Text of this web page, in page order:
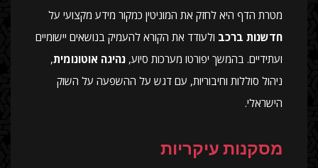
מטרת הדף היא לחזק את המוניטין כמקור מידע מקצועי על
חדשנות ברכב ולעודד את הקורא להעמיק בנושאים יישומיים
ועתידיים. בהמשך יפורטו מערכות סיוע, נהיגה אוטונומית,
ניהול סוללות וחיבוריות, עם דגש על ההשפעה על השוק
הישראלי.
מסקנות עיקריות